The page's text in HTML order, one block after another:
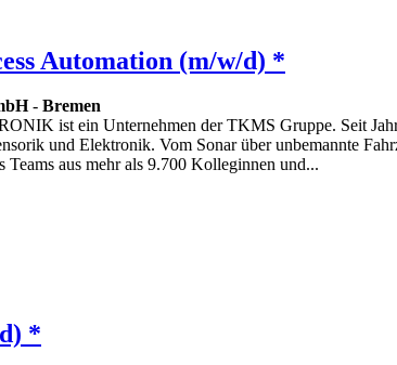
Automation (m/w/d) *
- Bremen
ist ein Unternehmen der TKMS Gruppe. Seit
und Elektronik. Vom Sonar über unbemannte
Teams aus mehr als 9.700 Kolleginnen und...
*